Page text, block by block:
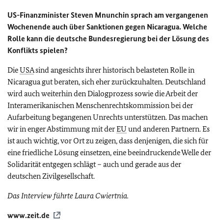
US-Finanzminister Steven Mnunchin sprach am vergangenen
Wochenende auch über Sanktionen gegen Nicaragua. Welche
Rolle kann die deutsche Bundesregierung bei der Lösung des
Konflikts spielen?
DieUSAsind angesichts ihrer historisch belasteten Rolle in
Nicaragua gut beraten, sich eher zurückzuhalten. Deutschland
wird auch weiterhin den Dialogprozess sowie die Arbeit der
Interamerikanischen Menschenrechtskommission bei der
Aufarbeitung begangenen Unrechts unterstützen. Das machen
wir in enger Abstimmung mit derEU und anderen Partnern. Es
ist auch wichtig, vor Ort zu zeigen, dass denjenigen, die sich für
eine friedliche Lösung einsetzen, eine beeindruckende Welle der
Solidarität entgegen schlägt – auch und gerade aus der
deutschen Zivilgesellschaft.
Das Interview führte Laura Cwiertnia.
www.zeit.de